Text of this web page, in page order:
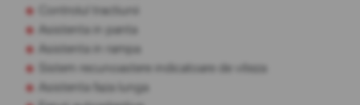
Controlul tractiunii
Asistenta in panta
Asistenta in rampa
Sistem recunoastere indicatoare de viteza
Asistenta faza lunga